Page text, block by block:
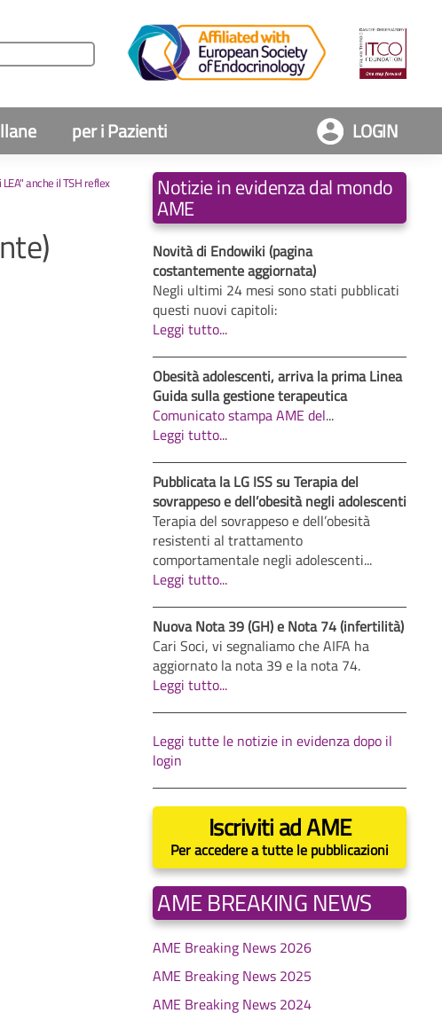
per i Pazienti LOGIN
anche il TSH reflex
Notizie in evidenza dal mondo
AME
Novità di Endowiki (pagina
costantemente aggiornata)
Negli ultimi 24 mesi sono stati pubblicati
questi nuovi capitoli:
Leggi tutto...
Obesità adolescenti, arriva la prima Linea
Guida sulla gestione terapeutica
Comunicato stampa AME del...
Leggi tutto...
Pubblicata la LG ISS su Terapia del
sovrappeso e dell’obesità negli adolescenti
Terapia del sovrappeso e dell’obesità
resistenti al trattamento
comportamentale negli adolescenti...
Leggi tutto...
Nuova Nota 39 (GH) e Nota 74 (infertilità)
Cari Soci, vi segnaliamo che AIFA ha
aggiornato la nota 39 e la nota 74.
Leggi tutto...
Leggi tutte le notizie in evidenza dopo il
login
Iscriviti ad AME
Per accedere a tutte le pubblicazioni
AME BREAKING NEWS
AME Breaking News 2026
AME Breaking News 2025
AME Breaking News 2024